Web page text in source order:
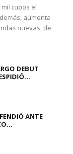
cupos el
aumenta
nuevas, de
DEBUT
ANTE